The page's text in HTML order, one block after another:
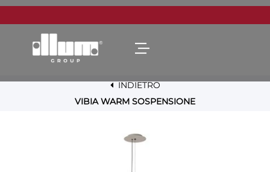
Open menu
INDIETRO
VIBIA WARM SOSPENSIONE